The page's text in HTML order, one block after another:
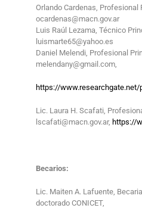
Orlando Cardenas, Profesional
ocardenas@macn.gov.ar
Luis Raúl Lezama, Técnico
luismarte65@yahoo.es
Daniel Melendi, Profesional
melendany@gmail.com,
https://www.researchgate.net/
Lic. Laura H. Scafati,
lscafati@macn.gov.ar, https://
Becarios:
Lic. Maiten A. Lafuente,
doctorado CONICET,